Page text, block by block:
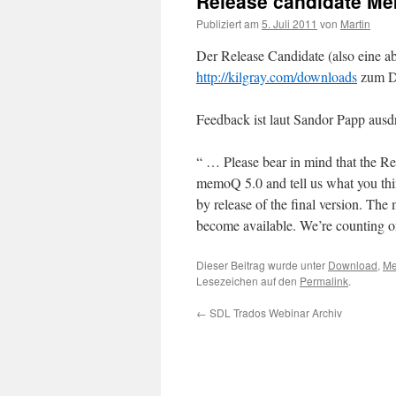
Publiziert am 5. Juli 2011 von Martin
Der Release Candidate (also eine
http://kilgray.com/downloadszum
Feedback ist laut Sandor Papp
“ … Please bear in mind that the
memoQ 5.0 and tell us what you
by release of the final version. The
become available. We’re counting
Dieser Beitrag wurde unter Download,
Lesezeichen auf den Permalink.
← SDL Trados Webinar Archiv